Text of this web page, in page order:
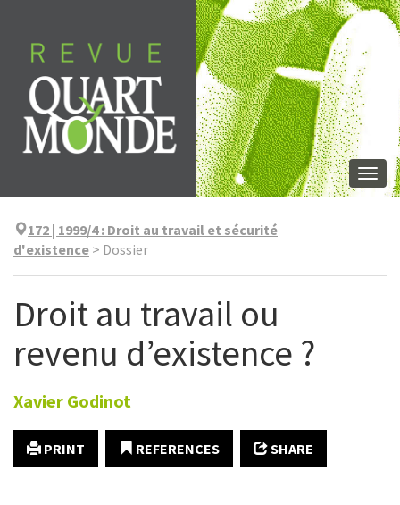
content
172 | 1999/4: Droit au travail et sécurité
d'existence > Dossier
Droit au travail ou
revenu d’existence ?
Xavier Godinot
PRINT REFERENCES SHARE